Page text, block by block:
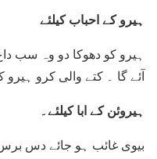
ہیرو کے احباب کیلئے
ہیرو کو دھوکا دو وہ سب
آئے گا ۔ کتے والی کرو ہیرو
ہیروئن کے ابا کیلئے۔
بیوی غائب ہو جائے دس